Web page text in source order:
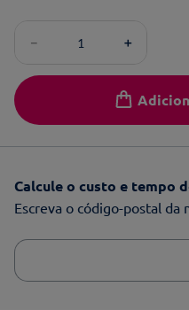
＋
－
Calcule o custo e tempo
Escreva o código-postal da